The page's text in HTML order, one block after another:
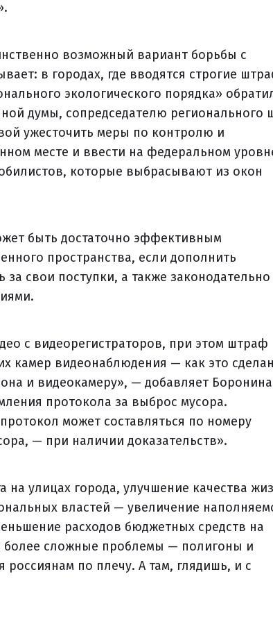
возможный вариант борьбы с
в городах, где вводятся строгие
экологического порядка»
думы, сопредседателю регионального
ужесточить меры по контролю и
месте и ввести на федеральном
которые выбрасывают из окон
быть достаточно эффективным
пространства, если дополнить
свои поступки, а также законодательно
с видеорегистраторов, при этом штраф
камер видеонаблюдения — как это
и видеокамеру», — добавляет
протокола за выброс мусора.
может составляться по номеру
— при наличии доказательств».
улицах города, улучшение качества
властей — увеличение
расходов бюджетных средств на
более сложные проблемы — полигоны и
по плечу. А там, глядишь, и с